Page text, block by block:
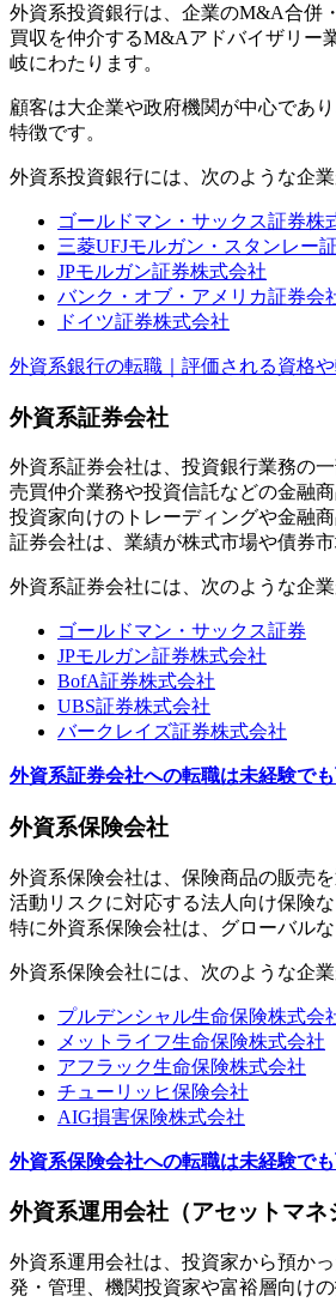
外資系投資銀行は、企業のM&A合併
買収を仲介するM&Aアドバイザリー
岐にわたります。
顧客は大企業や政府機関が中心であ
特徴です。
外資系投資銀行には、次のような企業
ゴールドマン・サックス証券株
三菱UFJモルガン・スタンレー
JPモルガン証券株式会社
バンク・オブ・アメリカ証券会
ドイツ証券株式会社
外資系銀行の転職｜評価される資格
外資系証券会社
外資系証券会社は、投資銀行業務の
売買仲介業務や投資信託などの金融
投資家向けのトレーディングや金融
証券会社は、業績が株式市場や債券
外資系証券会社には、次のような企業
ゴールドマン・サックス証券
JPモルガン証券株式会社
BofA証券株式会社
UBS証券株式会社
バークレイズ証券株式会社
外資系証券会社への転職は未経験で
外資系保険会社
外資系保険会社は、保険商品の販売
活動リスクに対応する法人向け保険な
特に外資系保険会社は、グローバル
外資系保険会社には、次のような企業
プルデンシャル生命保険株式会
メットライフ生命保険株式会社
アフラック生命保険株式会社
チューリッヒ保険会社
AIG損害保険株式会社
外資系保険会社への転職は未経験で
外資系運用会社（アセットマネ
外資系運用会社は、投資家から預か
発・管理、機関投資家や富裕層向け